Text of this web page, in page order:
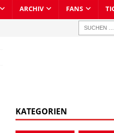
ARCHIV FANS
KATEGORIEN